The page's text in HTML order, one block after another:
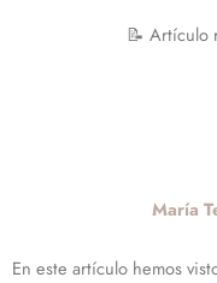
📝 Artículo
María
En este artículo hemos